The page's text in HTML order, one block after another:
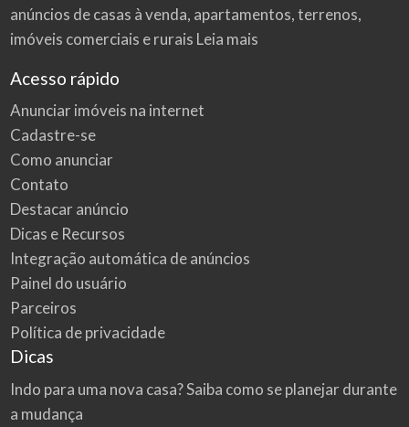
anúncios de casas à venda, apartamentos, terrenos,
imóveis comerciais e rurais Leia mais
Acesso rápido
Anunciar imóveis na internet
Cadastre-se
Como anunciar
Contato
Destacar anúncio
Dicas e Recursos
Integração automática de anúncios
Painel do usuário
Parceiros
Política de privacidade
Dicas
Indo para uma nova casa? Saiba como se planejar durante
a mudança